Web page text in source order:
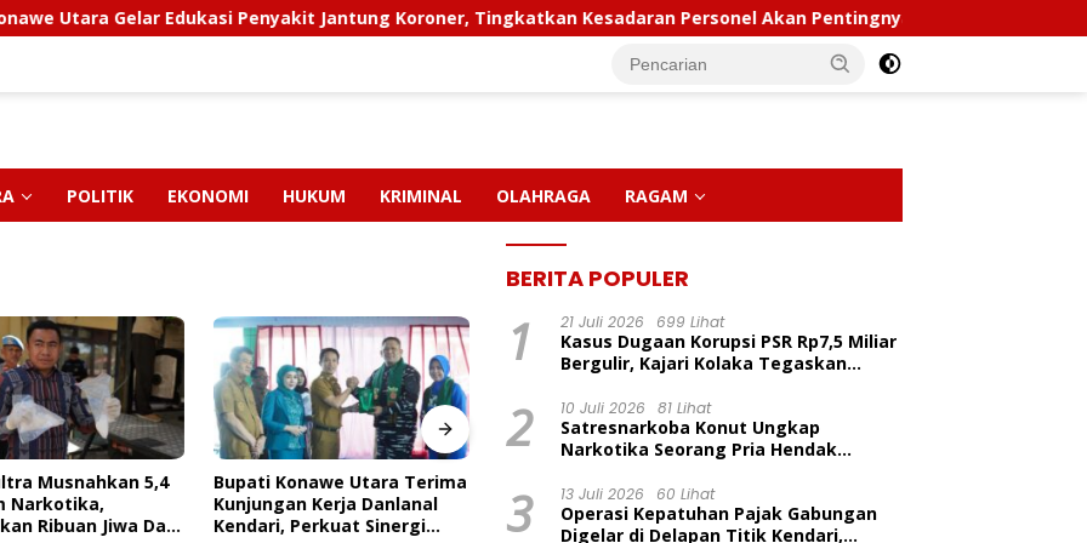
Gelar Edukasi Penyakit Jantung Koroner, Tingkatkan Kesadaran Personel Akan Pentingnya Hidup Sehat
POLITIK EKONOMI HUKUM KRIMINAL OLAHRAGA RAGAM
Utara Terima
Kerja Danlanal
Sinergi
FAKTA BARU KASUS CRUSHER
KONAWE UTARA: Status
Kepemilikan Sedang Diuji di
Pendidikan Pelita Ceria Di
Paut Harapan Bunda Molore
Sertijab Sejumlah Pejabat
Utama Dan Kapolres Jajaran
BERITA POPULER
1 21 Juli 2026 699 Lihat
Kasus Dugaan Korupsi PSR Rp7,5 Miliar
Bergulir, Kajari Kolaka Tegaskan
2 10 Juli 2026 81 Lihat
Satresnarkoba Konut Ungkap
Narkotika Seorang Pria Hendak
Kecamatan Wawolesea
3 13 Juli 2026 60 Lihat
Operasi Kepatuhan Pajak Gabungan
Digelar di Delapan Titik Kendari,